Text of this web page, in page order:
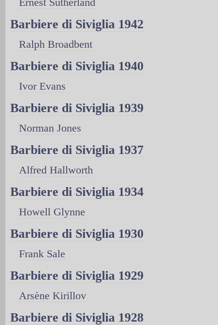
Barbiere di Siviglia 1942
Ralph Broadbent
Barbiere di Siviglia 1940
Ivor Evans
Barbiere di Siviglia 1939
Norman Jones
Barbiere di Siviglia 1937
Alfred Hallworth
Barbiere di Siviglia 1934
Howell Glynne
Barbiere di Siviglia 1930
Frank Sale
Barbiere di Siviglia 1929
Arsène Kirillov
Barbiere di Siviglia 1928